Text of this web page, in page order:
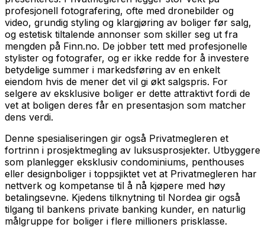
profesjonell fotografering, ofte med dronebilder og
video, grundig styling og klargjøring av boliger før salg,
og estetisk tiltalende annonser som skiller seg ut fra
mengden på Finn.no. De jobber tett med profesjonelle
stylister og fotografer, og er ikke redde for å investere
betydelige summer i markedsføring av en enkelt
eiendom hvis de mener det vil gi økt salgspris. For
selgere av eksklusive boliger er dette attraktivt fordi de
vet at boligen deres får en presentasjon som matcher
dens verdi.
Denne spesialiseringen gir også Privatmegleren et
fortrinn i prosjektmegling av luksusprosjekter. Utbyggere
som planlegger eksklusiv condominiums, penthouses
eller designboliger i toppsjiktet vet at Privatmegleren har
nettverk og kompetanse til å nå kjøpere med høy
betalingsevne. Kjedens tilknytning til Nordea gir også
tilgang til bankens private banking kunder, en naturlig
målgruppe for boliger i flere millioners prisklasse.